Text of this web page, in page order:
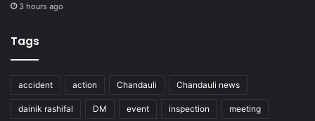
3 hours ago
Tags
accident action Chandauli Chandauli news
dainik rashifal DM event inspection meeting